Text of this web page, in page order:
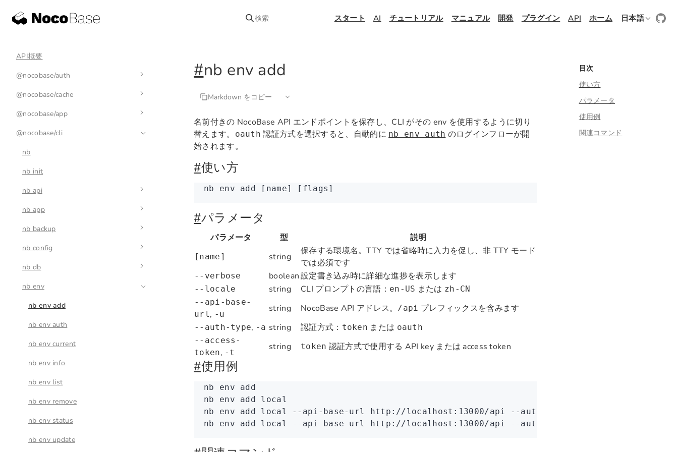
検索 スタート AI チュートリアル マニュアル 開発 プラグイン API ホーム 日本語
API概要
@nocobase/auth
auth-manager
auth
base-auth
@nocobase/cache
cache-manager
cache
@nocobase/app
env
@nocobase/cli
nb
nb init
nb api
nb api resource
nb api resource create
nb api resource destroy
nb api resource get
nb api resource list
nb api resource query
nb api resource update
nb api 動的コマンド
nb app
nb app autostart
nb app autostart enable
nb app autostart disable
nb app autostart list
nb app autostart run
nb app logs
nb app restart
nb app start
nb app stop
nb app upgrade
nb backup
nb backup create
nb backup restore
nb config
nb config delete
nb config get
nb config list
nb config set
nb db
nb db check
nb db logs
nb db ps
nb db start
nb db stop
nb env
nb env add
nb env auth
nb env current
nb env info
nb env list
nb env remove
nb env status
nb env update
#nb env add
Markdown をコピー
名前付きの NocoBase API エンドポイントを保存し、CLI がその env を使用するように切り
替えます。
oauth 認証方式を選択すると、自動的に nb env auth のログインフローが開
始されます。
#使い方
nb env add [name] [flags]
#パラメータ
パラメータ 型 説明
[name] string
保存する環境名。TTY では省略時に入力を促し、非 TTY モード
では必須です
--verbose boolean設定書き込み時に詳細な進捗を表示します
--locale string CLI プロンプトの言語： en-US または zh-CN
--api-base-
url, -u
string NocoBase API アドレス。 /api プレフィックスを含みます
--auth-type, -a string 認証方式： token または oauth
--access-
token, -t
string token 認証方式で使用する API key または access token
#使用例
nb env add
nb env add local
nb env add local --api-base-url http://localhost:13000/api --auth-type
nb env add local --api-base-url http://localhost:13000/api --auth-type
目次
使い方
パラメータ
使用例
関連コマンド